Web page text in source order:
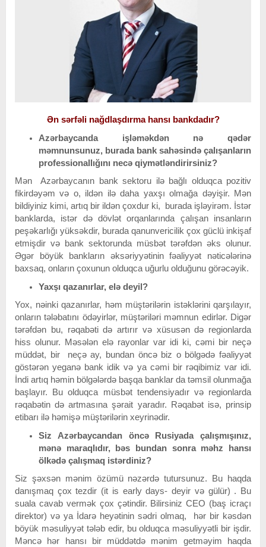
Ən sərfəli nağdlaşdırma hansı bankdadır?
Azərbaycanda işləməkdən nə qədər
məmnunsunuz, burada bank sahəsində çalışanların
professionallığını necə qiymətləndirirsiniz?
Mən Azərbaycanın bank sektoru ilə bağlı olduqca pozitiv
fikirdəyəm və o, ildən ilə daha yaxşı olmağa dəyişir. Mən
bildiyiniz kimi, artıq bir ildən çoxdur ki, burada işləyirəm. İstər
banklarda, istər də dövlət orqanlarında çalışan insanların
peşəkarlığı yüksəkdir, burada qanunvericilik çox güclü inkişaf
etmişdir və bank sektorunda müsbət tərəfdən əks olunur.
Əgər böyük bankların əksəriyyətinin fəaliyyət nəticələrinə
baxsaq, onların çoxunun olduqca uğurlu olduğunu görəcəyik.
Yaxşı qazanırlar, elə deyil?
Yox, nəinki qazanırlar, həm müştərilərin istəklərini qarşılayır,
onların tələbatını ödəyirlər, müştəriləri məmnun edirlər. Digər
tərəfdən bu, rəqabəti də artırır və xüsusən də regionlarda
hiss olunur. Məsələn elə rayonlar var idi ki, cəmi bir neçə
müddət, bir neçə ay, bundan öncə biz o bölgədə fəaliyyət
göstərən yeganə bank idik və ya cəmi bir rəqibimiz var idi.
İndi artıq həmin bölgələrdə başqa banklar da təmsil olunmağa
başlayır. Bu olduqca müsbət tendensiyadır və regionlarda
rəqabətin də artmasına şərait yaradır. Rəqabət isə, prinsip
etibarı ilə həmişə müştərilərin xeyrinədir.
Siz Azərbaycandan öncə Rusiyada çalışmışınız,
mənə maraqlıdır, bəs bundan sonra məhz hansı
ölkədə çalışmaq istərdiniz?
Siz şəxsən mənim özümü nəzərdə tutursunuz. Bu haqda
danışmaq çox tezdir (it is early days- deyir və gülür) . Bu
suala cavab vermək çox çətindir. Bilirsiniz CEO (baş icraçı
direktor) və ya İdarə heyətinin sədri olmaq, hər bir kəsdən
böyük məsuliyyət tələb edir, bu olduqca məsuliyyətli bir işdir.
Məncə hər hansı bir müddətdə mənim getməyim haqda